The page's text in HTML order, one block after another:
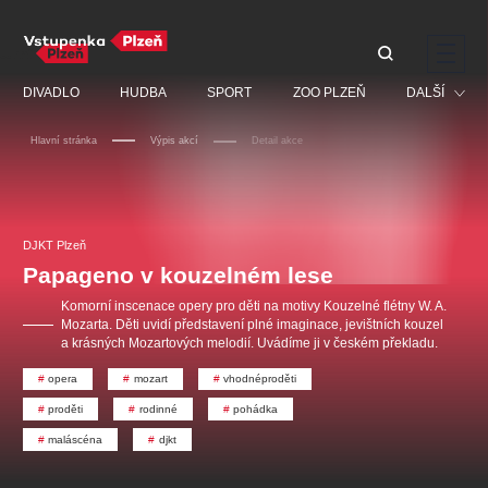
DIVADLO HUDBA SPORT ZOO PLZEŇ DALŠÍ
Pro děti
Kino
Hlavní stránka Výpis akcí Detail akce
DJKT Plzeň
Papageno v kouzelném lese
Komorní inscenace opery pro děti na motivy Kouzelné flétny W. A.
Mozarta. Děti uvidí představení plné imaginace, jevištních kouzel
a krásných Mozartových melodií. Uvádíme ji v českém překladu.
opera mozart vhodnéproděti
proděti rodinné pohádka
maláscéna djkt
Doporučujeme
JARO EVENT s.r.o.
Centrální rezervační
mlýn
Ostatní hledají
Nejnavštěvovanější
doporučujeme premiéra